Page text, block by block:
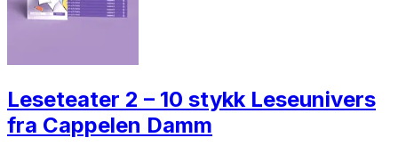
Leseteater 2 – 10 stykk Leseunivers
fra Cappelen Damm